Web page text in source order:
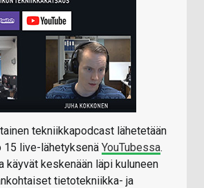
tekniikkapodcast lähetetään
15 live-lähetyksenä YouTubessa.
käyvät keskenään läpi kuluneen
tietotekniikka- ja